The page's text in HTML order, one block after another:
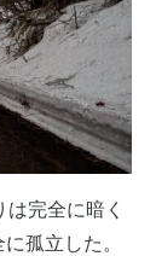
完全に暗く
孤立した。